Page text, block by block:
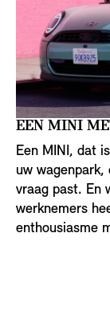
EEN MINI
Een MINI, dat
uw
vraag past. En
werknemers
enthousiasme